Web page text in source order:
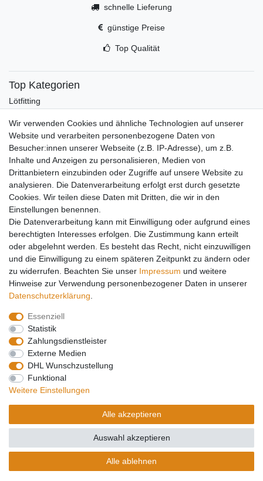
schnelle Lieferung
günstige Preise
Top Qualität
Top Kategorien
Lötfitting
Werkzeug
Kältetechnikzubehör
Kältefitting
Y-Verteiler
Mein Konto
Kontakt
Versandkosten
Zahlungsarten
Service
Registrierung
Login
Mein Konto
Impressum
Widerrufs­recht
Barrierefreiheitserklärung
© Copyright 2026 | Alle Rechte vorbehalten.
Wir verwenden Cookies und ähnliche Technologien auf unserer
Website und verarbeiten personenbezogene Daten von
Besucher:innen unserer Webseite (z.B. IP-Adresse), um z.B.
Inhalte und Anzeigen zu personalisieren, Medien von
Drittanbietern einzubinden oder Zugriffe auf unsere Website zu
analysieren. Die Datenverarbeitung erfolgt erst durch gesetzte
Cookies. Wir teilen diese Daten mit Dritten, die wir in den
Einstellungen benennen.
Die Datenverarbeitung kann mit Einwilligung oder aufgrund eines
berechtigten Interesses erfolgen. Die Zustimmung kann erteilt
oder abgelehnt werden. Es besteht das Recht, nicht einzuwilligen
und die Einwilligung zu einem späteren Zeitpunkt zu ändern oder
zu widerrufen. Beachten Sie unser Impressum und weitere
Hinweise zur Verwendung personenbezogener Daten in unserer
Daten­schutz­erklärung
Essenziell
Statistik
Zahlungsdienstleister
Externe Medien
DHL Wunschzustellung
Funktional
Weitere Einstellungen
Alle akzeptieren
Alle ablehnen
Auswahl akzeptieren